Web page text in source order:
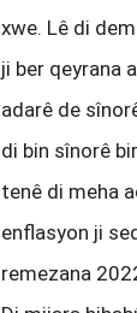
xwe. Lê di
ji ber qeyrana
adarê de
di bin sînorê
tenê di meha
enflasyon ji
remezana